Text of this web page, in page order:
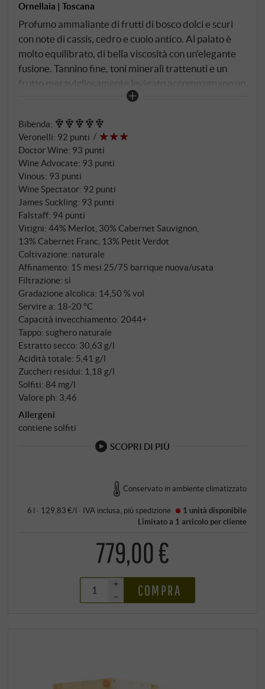
Ornellaia | Toscana
Profumo ammaliante di frutti di bosco dolci e scuri
con note di cassis, cedro e cuoio antico. Al palato è
molto equilibrato, di bella viscosità con un'elegante
fusione. Tannino fine, toni minerali trattenuti e un
frutto meravigliosamente levigato accompagnano un
finale notevole. Per tutta la sua eleganza, mostra
promette una lunga vita e raggiunge quasi il livello
del suo famoso fratello maggiore.
Bibenda:
Veronelli: 92 punti
Doctor Wine: 93 punti
Wine Advocate: 93 punti
Vinous: 93 punti
Wine Spectator: 92 punti
James Suckling: 93 punti
Falstaff: 94 punti
Vitigni: 44% Merlot, 30% Cabernet Sauvignon,
13% Cabernet Franc, 13% Petit Verdot
Coltivazione: naturale
Affinamento: 15 mesi 25/75 barrique nuova/usata
Filtrazione: sì
Gradazione alcolica: 14,50 % vol
Servire a: 18‑20 °C
Capacità invecchiamento: 2044+
Tappo: sughero naturale
Estratto secco: 30,63 g/l
Acidità totale: 5,41 g/l
Zuccheri residui: 1,18 g/l
Solfiti: 84 mg/l
Valore ph: 3,46
Allergeni
contiene solfiti
SCOPRI DI PIÙ
Conservato in ambiente climatizzato
6 l · 129,83 €/l · IVA inclusa , piùspedizione 1 unità disponibile
Limitato a 1 articolo per cliente
779,00 €
+
–
COMPRA